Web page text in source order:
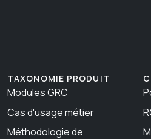
TAXONOMIE PRODUIT
Modules GRC
Cas d'usage métier
Méthodologie de